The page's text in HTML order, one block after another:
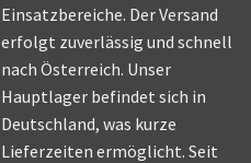
Einsatzbereiche. Der Versand
erfolgt zuverlässig und schnell
nach Österreich. Unser
Hauptlager befindet sich in
Deutschland, was kurze
Lieferzeiten ermöglicht. Seit